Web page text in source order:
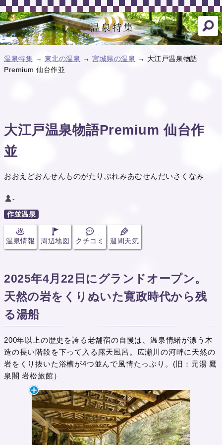
温泉特集 → 東北の温泉 →宮城県の温泉 → 大江戸温泉物語
Premium 仙台作並
大江戸温泉物語Premium 仙台作
並
おおえどおんせんものがたりぷれみあむせんだいさくなみ
-
作並温泉
温泉情報 周辺地図 クチコミ 週間天気
2025年4月22日にグランドオープン。
天然の岩をくりぬいた寛政時代から残
る湯船
200年以上の歴史を誇る老舗宿の自慢は、温泉情緒が漂う木
造の長い階段を下って入る露天風呂。広瀬川の河畔に天然の
岩をくり抜いた浴槽が4つ並んで風情たっぷり。(旧：元湯 鷹
泉閣 岩松旅館）